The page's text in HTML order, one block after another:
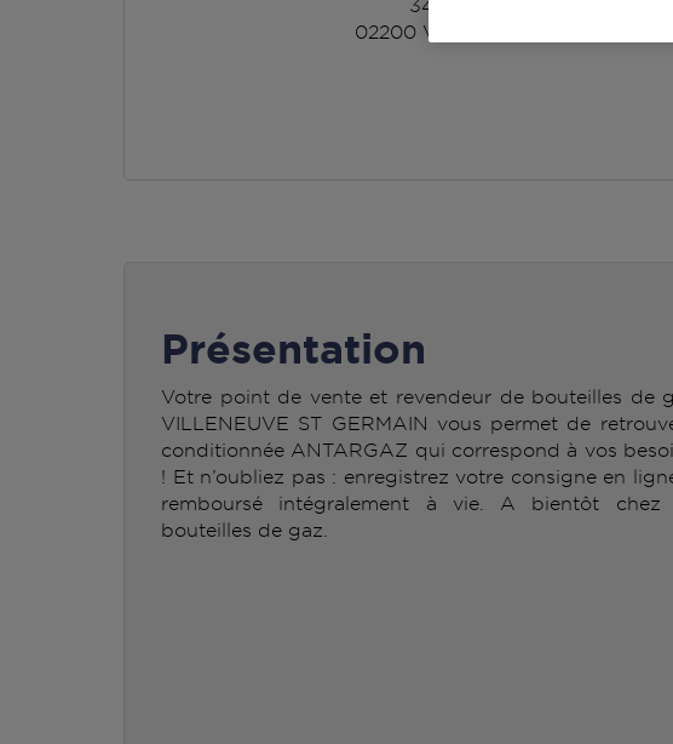
34 RUE DE L EGALITE
02200 VILLENEUVE ST GERMAIN
Présentation
Votre point de vente et revendeur de bouteilles de
VILLENEUVE ST GERMAIN vous permet de
conditionnée ANTARGAZ qui correspond à vos
! Et n’oubliez pas : enregistrez votre consigne en
remboursé intégralement à vie. A bientôt chez
bouteilles de gaz.